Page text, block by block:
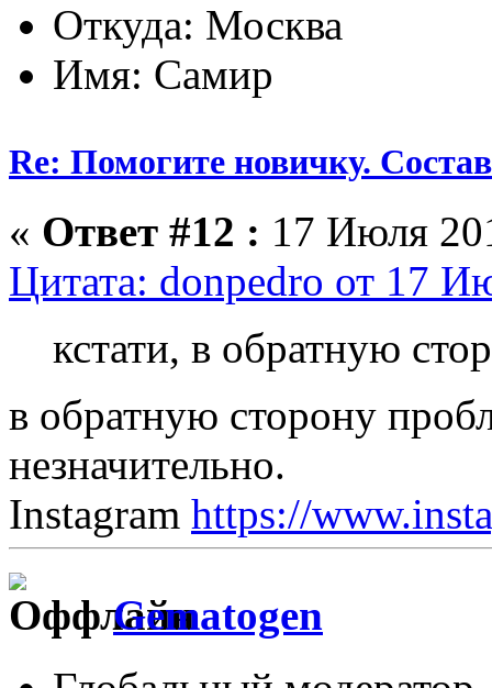
Откуда: Москва
Имя: Самир
Re: Помогите новичку.
« Ответ #12 : 17 Июля
Цитата: donpedro от 17
кстати, в обратную
в обратную сторону
незначительно.
Instagram https://
Gematogen